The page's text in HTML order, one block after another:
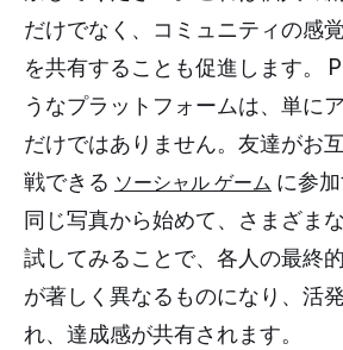
だけでなく、コミュニティの感
を共有することも促進します。
うなプラットフォームは、単に
だけではありません。友達がお
戦できる ソーシャル ゲーム に参
同じ写真から始めて、さまざま
試してみることで、各人の最終
が著しく異なるものになり、活
れ、達成感が共有されます。